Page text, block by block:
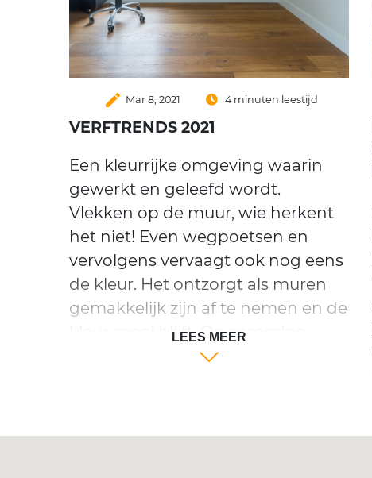
create Mar 8, 2021 4 minuten leestijd
VERFTRENDS 2021
Een kleurrijke omgeving waarin
gewerkt en geleefd wordt.
Vlekken op de muur, wie herkent
het niet! Even wegpoetsen en
vervolgens vervaagt ook nog eens
de kleur. Het ontzorgt als muren
gemakkelijk zijn af te nemen en de
kleur mooi blijft. Op sommige
plekken in huis krijgen muren
LEES MEER